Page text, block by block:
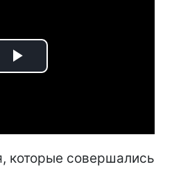
Play
которые совершались